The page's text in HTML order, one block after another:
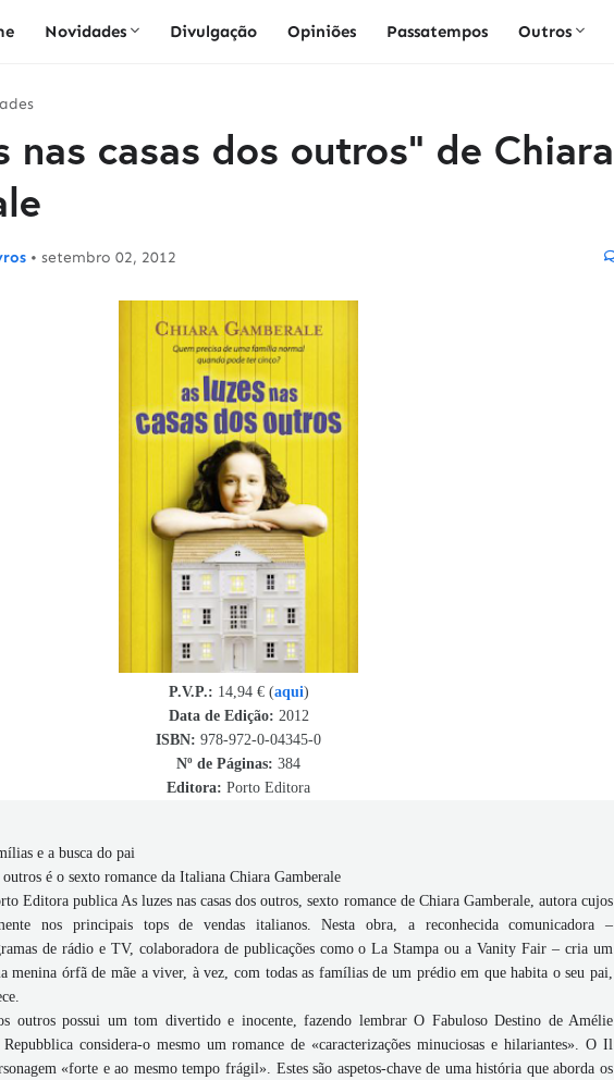
Novidades Divulgação Opiniões Passatempos Outros
nas casas dos outros" de Chiara
• setembro 02, 2012
P.V.P.: 14,94 € (aqui)
Data de Edição: 2012
ISBN: 978-972-0-04345-0
Nº de Páginas: 384
Editora: Porto Editora
e a busca do pai
outros é o sexto romance da Italiana Chiara Gamberale
Editora publica As luzes nas casas dos outros, sexto romance de Chiara Gamberale, autora cujos
nos principais tops de vendas italianos. Nesta obra, a reconhecida comunicadora –
de rádio e TV, colaboradora de publicações como o La Stampa ou a Vanity Fair – cria um
menina órfã de mãe a viver, à vez, com todas as famílias de um prédio em que habita o seu pai,
outros possui um tom divertido e inocente, fazendo lembrar O Fabuloso Destino de Amélie
considera-o mesmo um romance de «caracterizações minuciosas e hilariantes». O Il
«forte e ao mesmo tempo frágil». Estes são aspetos-chave de uma história que aborda os